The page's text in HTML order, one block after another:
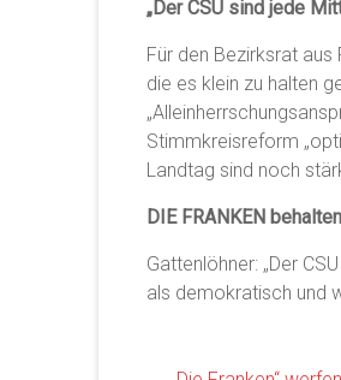
„Der CSU sind jede
Für den Bezirksrat aus
die es klein zu halten
Stimmkreisreform
Landtag sind noch
DIE FRANKEN
Gattenlöhner: „Der
als demokratisch und